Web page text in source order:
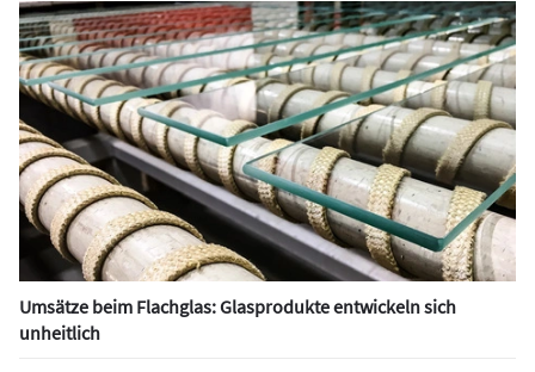
Umsätze beim Flachglas: Glasprodukte entwickeln sich
unheitlich